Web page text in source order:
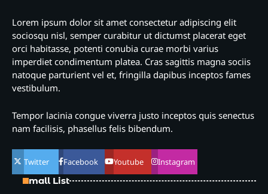
Lorem ipsum dolor sit amet consectetur adipiscing elit
sociosqu nisl, semper curabitur ut dictumst placerat eget
orci habitasse, potenti conubia curae morbi varius
imperdiet condimentum platea. Cras sagittis magna sociis
natoque parturient vel et, fringilla dapibus inceptos fames
vestibulum.
Tempor lacinia congue viverra justo inceptos quis senectus
nam facilisis, phasellus felis bibendum.
Twitter Facebook Youtube Instagram
Small List